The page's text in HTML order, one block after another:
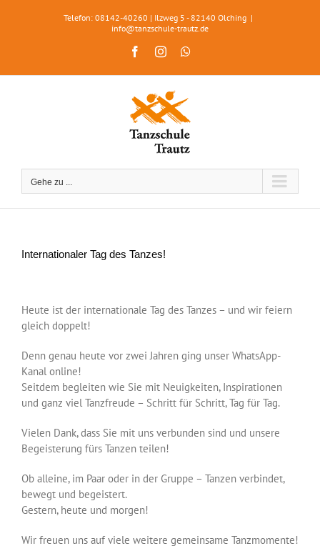
Telefon: 08142-40260 | Ilzweg 5 - 82140 Olching |
info@tanzschule-trautz.de
FacebookInstagram
Gehe zu ...
Internationaler Tag des Tanzes!
grösseres
Bild
Heute ist der internationale Tag des Tanzes – und wir feiern
gleich doppelt!
Denn genau heute vor zwei Jahren ging unser WhatsApp-
Kanal online!
Seitdem begleiten wie Sie mit Neuigkeiten, Inspirationen
und ganz viel Tanzfreude – Schritt für Schritt, Tag für Tag.
Vielen Dank, dass Sie mit uns verbunden sind und unsere
Begeisterung fürs Tanzen teilen!
Ob alleine, im Paar oder in der Gruppe – Tanzen verbindet,
bewegt und begeistert.
Gestern, heute und morgen!
Wir freuen uns auf viele weitere gemeinsame Tanzmomente!